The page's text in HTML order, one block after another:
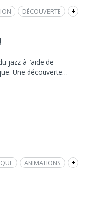
+
DÉCOUVERTE
jazz à l’aide de
Une découverte…
+
ANIMATIONS